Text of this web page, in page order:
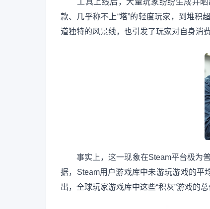
工具上线后，大量玩家纷纷生成并晒
款、几乎称不上“塔”的轻度玩家，到堆积
道独特的风景线，也引发了玩家对自身消
事实上，这一现象在Steam平台极为普
据，Steam用户游戏库中未游玩游戏的平
出，全球玩家游戏库中这些“积灰”游戏的